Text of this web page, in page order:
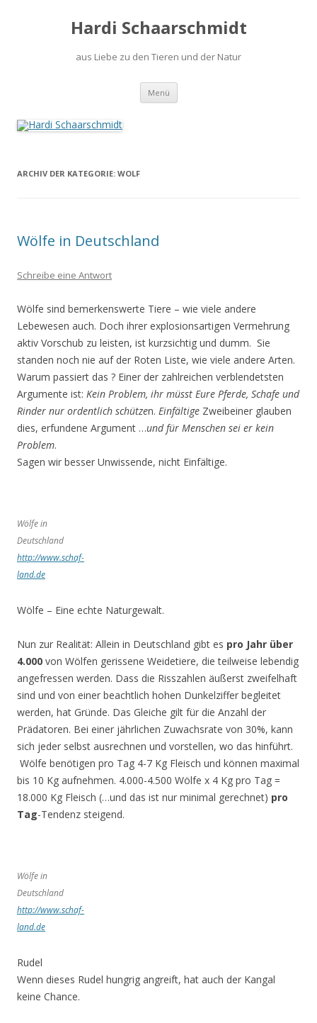
Hardi Schaarschmidt
aus Liebe zu den Tieren und der Natur
Menü Springe
Inhalt
ARCHIV DER KATEGORIE: WOLF
Wölfe in Deutschland
Schreibe eine Antwort
Wölfe sind bemerkenswerte Tiere – wie viele andere
Lebewesen auch. Doch ihrer explosionsartigen Vermehrung
aktiv Vorschub zu leisten, ist kurzsichtig und dumm. Sie
standen noch nie auf der Roten Liste, wie viele andere Arten.
Warum passiert das ? Einer der zahlreichen verblendetsten
Argumente ist: Kein Problem, ihr müsst Eure Pferde, Schafe und
Rinder nur ordentlich schützen. Einfältige Zweibeiner glauben
dies, erfundene Argument …und für Menschen sei er kein
Problem.
Sagen wir besser Unwissende, nicht Einfältige.
Wölfe in
Deutschland
http://www.schaf-
land.de
Wölfe – Eine echte Naturgewalt.
Nun zur Realität: Allein in Deutschland gibt es pro Jahr über
4.000 von Wölfen gerissene Weidetiere, die teilweise lebendig
angefressen werden. Dass die Risszahlen äußerst zweifelhaft
sind und von einer beachtlich hohen Dunkelziffer begleitet
werden, hat Gründe. Das Gleiche gilt für die Anzahl der
Prädatoren. Bei einer jährlichen Zuwachsrate von 30%, kann
sich jeder selbst ausrechnen und vorstellen, wo das hinführt.
Wölfe benötigen pro Tag 4-7 Kg Fleisch und können maximal
bis 10 Kg aufnehmen. 4.000-4.500 Wölfe x 4 Kg pro Tag =
18.000 Kg Fleisch (…und das ist nur minimal gerechnet) pro
Tag-Tendenz steigend.
Wölfe in
Deutschland
http://www.schaf-
land.de
Rudel
Wenn dieses Rudel hungrig angreift, hat auch der Kangal
keine Chance.